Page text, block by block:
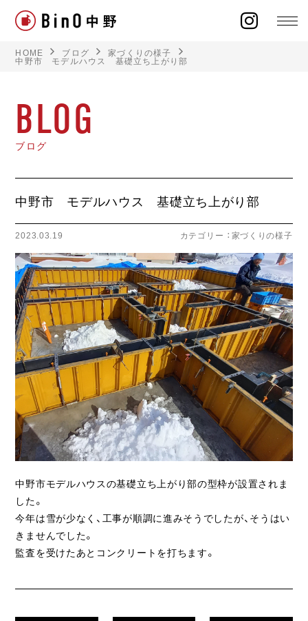
ラインナップ
施工事例
オーナー様の声
モデルハウス
ライフスタイル
クオリティ
お知らせ
ブログ
会社概要
スタッフ紹介
採用情報
HOME ブログ 家づくりの様子
中野市 モデルハウス 基礎立ち上がり部
BLOG
ブログ
中野市 モデルハウス 基礎立ち上がり部
2023.03.19 カテゴリー ： 家づくりの様子
中野市モデルハウスの基礎立ち上がり部の型枠が設置されま
した。
今年は雪が少なく、工事が順調に進みそうでしたが、そうはい
きませんでした。
監査を受けたあとコンクリートを打ちます。